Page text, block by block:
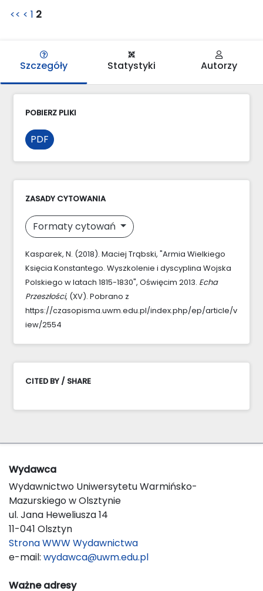
<< < 1 2
Szczegóły Statystyki Autorzy
POBIERZ PLIKI
PDF
ZASADY CYTOWANIA
Formaty cytowań
Kasparek, N. (2018). Maciej Trąbski, "Armia Wielkiego
Księcia Konstantego. Wyszkolenie i dyscyplina Wojska
Polskiego w latach 1815-1830", Oświęcim 2013. Echa
Przeszłości, (XV). Pobrano z
https://czasopisma.uwm.edu.pl/index.php/ep/article/v
iew/2554
CITED BY / SHARE
Wydawca
Wydawnictwo Uniwersytetu Warmińsko-
Mazurskiego w Olsztynie
ul. Jana Heweliusza 14
11-041 Olsztyn
Strona WWW Wydawnictwa
e-mail: wydawca@uwm.edu.pl
Ważne adresy